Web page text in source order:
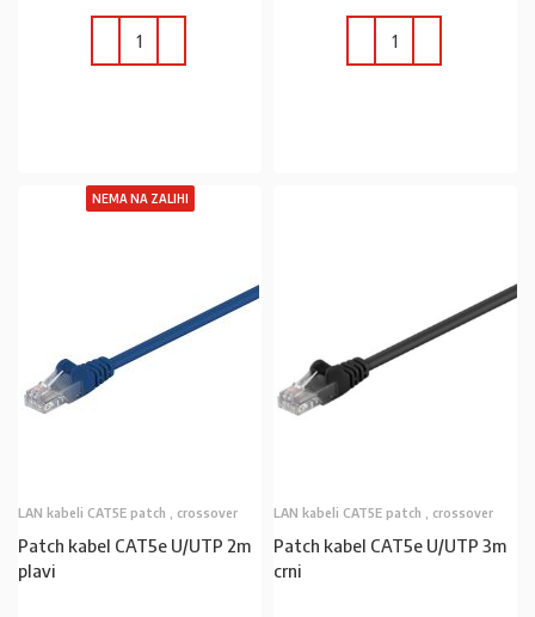
NEMA NA ZALIHI
LAN kabeli CAT5E patch , crossover
Patch kabel CAT5e U/UTP 2m
plavi
LAN kabeli CAT5E patch , crossover
Patch kabel CAT5e U/UTP 3m
crni